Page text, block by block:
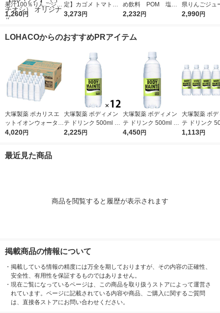
果汁100％りんごジュ
ース100ml 1箱（18本
（イチオシ） オリジ
1,260円
定】カゴメ トマトジ
ュース 食塩無添加 20
定
3,273円
め飲料 POM 塩と
夏みかん 490ml 1
2,232円
県りんごジュ
ャイニー ね
2,990円
LOHACOからのおすすめPRアイテム
大塚製薬 ポカリスエ
ットイオンウォーター
ラベルレスボトル 500
4,020円
大塚製薬 ボディメン
テ ドリンク 500ml 1
セット（12本）
2,225円
大塚製薬 ボディメン
テ ドリンク 500ml 1
箱（24本入）
4,450円
大塚製薬 ボ
テ ドリンク
セット（6本）
1,113円
最近見た商品
商品を閲覧すると履歴が表示されます
掲載商品の情報について
・ 掲載している情報の精度には万全を期しておりますが、その内容の正確性、
安全性、有用性を保証するものではありません。
・ 現在ご覧になっているページは、この商品を取り扱うストアによって運営さ
れています。ページに記載されている内容や商品、ご購入に関するご質問
は、直接各ストアにお問い合わせください。